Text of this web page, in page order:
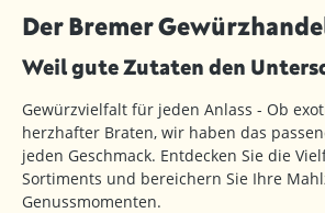
Der Bremer
Weil gute Zutaten den
Gewürzvielfalt für jeden Anlass - Ob
herzhafter Braten, wir haben das
jeden Geschmack. Entdecken Sie die
Sortiments und bereichern Sie Ihre
Genussmomenten.